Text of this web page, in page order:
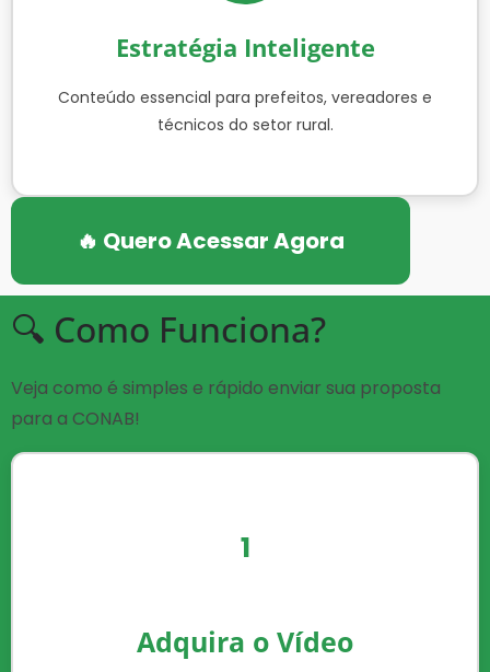
Estratégia Inteligente
Conteúdo essencial para prefeitos, vereadores e
técnicos do setor rural.
🔥 Quero Acessar Agora
🔍 Como Funciona?
Veja como é simples e rápido enviar sua proposta
para a CONAB!
1
Adquira o Vídeo